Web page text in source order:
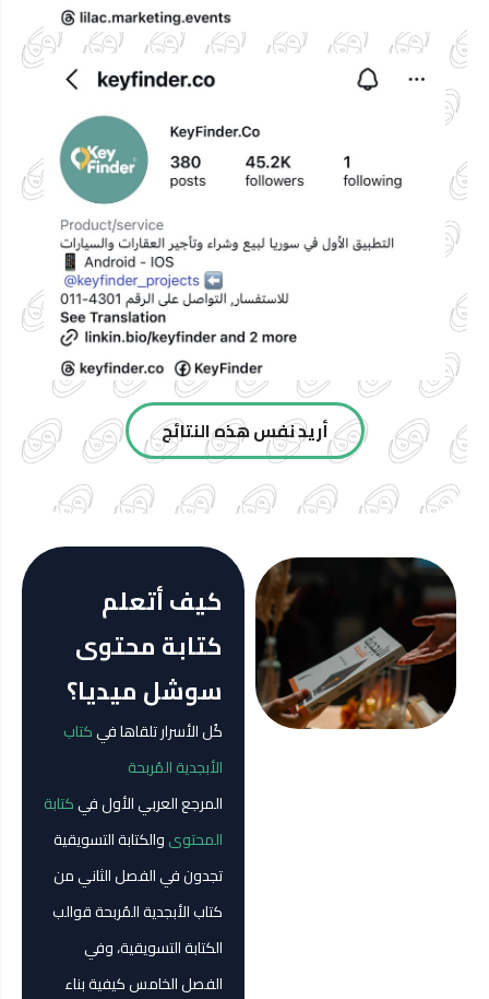
أريد نفس هذه النتائج
كيف أتعلم
كتابة محتوى
سوشل ميديا؟
كُل الأسرار تلقاها فيكتاب
الأبجدية المُربحة
المرجع العربي الأول فيكتابة
المحتوىوالكتابة التسويقية
تجدون في الفصل الثاني من
كتاب الأبجدية المُربحة قوالب
الكتابة التسويقية، وفي
الفصل الخامس كيفية بناء